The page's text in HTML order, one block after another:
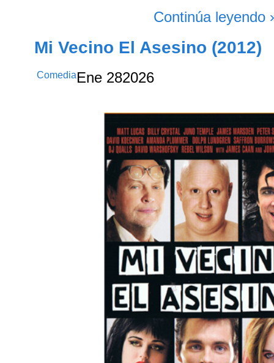
Continúa leyendo
Mi Vecino El Asesino (2012)
ComediaEne 282026